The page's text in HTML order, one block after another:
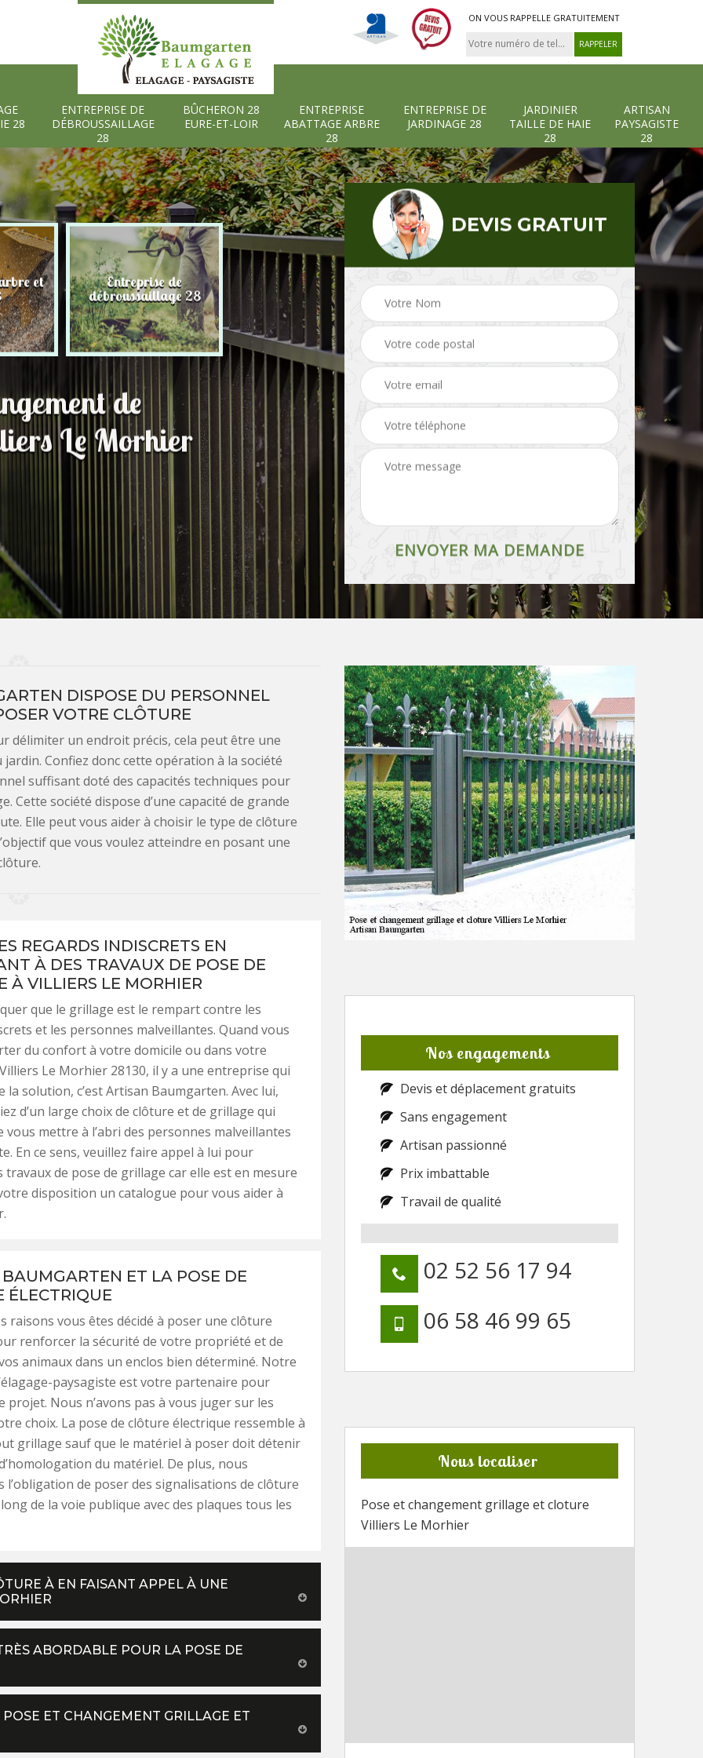
ON VOUS RAPPELLE GRATUITEMENT
28
ENTREPRISE DE
DÉBROUSSAILLAGE
28
BÛCHERON 28
EURE-ET-LOIR
ENTREPRISE
ABATTAGE ARBRE
28
ENTREPRISE DE
JARDINAGE 28
JARDINIER
TAILLE DE HAIE
28
ARTISAN
PAYSAGISTE
28
et Entreprise de
débroussaillage 28
Bûcheron 28 Eure-et-
Loir
Entreprise abattage Entreprise de
jardinage 28
de
Le Morhier
DEVIS GRATUIT
DISPOSE DU PERSONNEL
VOTRE CLÔTURE
délimiter un endroit précis, cela peut être une
Confiez donc cette opération à la société
suffisant doté des capacités techniques pour
Cette société dispose d’une capacité de grande
Elle peut vous aider à choisir le type de clôture
que vous voulez atteindre en posant une
REGARDS INDISCRETS EN
À DES TRAVAUX DE POSE DE
À VILLIERS LE MORHIER
que le grillage est le rempart contre les
et les personnes malveillantes. Quand vous
du confort à votre domicile ou dans votre
Le Morhier 28130, il y a une entreprise qui
la solution, c’est Artisan Baumgarten. Avec lui,
d’un large choix de clôture et de grillage qui
mettre à l’abri des personnes malveillantes
En ce sens, veuillez faire appel à lui pour
travaux de pose de grillage car elle est en mesure
disposition un catalogue pour vous aider à
ET LA POSE DE
ÉLECTRIQUE
raisons vous êtes décidé à poser une clôture
renforcer la sécurité de votre propriété et de
animaux dans un enclos bien déterminé. Notre
paysagiste est votre partenaire pour
projet. Nous n’avons pas à vous juger sur les
choix. La pose de clôture électrique ressemble à
grillage sauf que le matériel à poser doit détenir
du matériel. De plus, nous
l’obligation de poser des signalisations de clôture
de la voie publique avec des plaques tous les
À EN FAISANT APPEL À UNE
ABORDABLE POUR LA POSE DE
ET CHANGEMENT GRILLAGE ET
Nos engagements
Devis et déplacement gratuits
Sans engagement
Artisan passionné
Prix imbattable
Travail de qualité
02 52 56 17 94
06 58 46 99 65
Nous localiser
Pose et changement grillage et cloture
Villiers Le Morhier